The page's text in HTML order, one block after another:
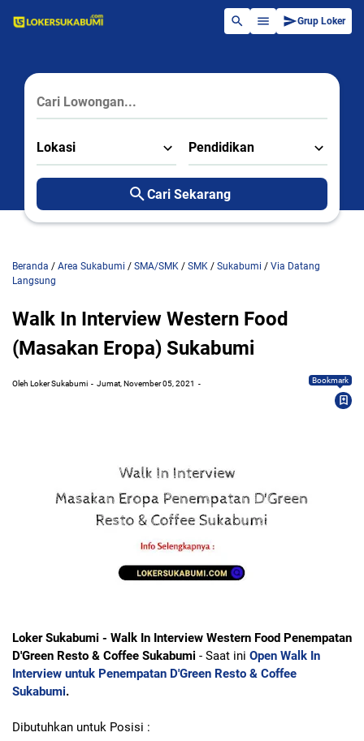
Grup Loker
Lokasi Pendidikan
Cari Sekarang
Beranda / Area Sukabumi / SMA/SMK / SMK / Sukabumi / Via Datang
Langsung
Walk In Interview Western Food
(Masakan Eropa) Sukabumi
Oleh Loker Sukabumi Jumat, November 05, 2021 Bookmark
Loker Sukabumi - Walk In Interview Western Food Penempatan
D'Green Resto & Coffee Sukabumi - Saat ini Open Walk In
Interview untuk Penempatan D'Green Resto & Coffee
Sukabumi.
Dibutuhkan untuk Posisi :